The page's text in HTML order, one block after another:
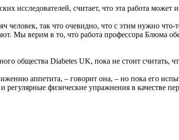
исследователей, считает, что эта работа может
так что очевидно, что с этим нужно что-
Мы верим в то, что работа профессора Блюма
общества Diabetes UK, пока не стоит считать,
аппетита, – говорит она, – но пока его
физические упражнения в качестве